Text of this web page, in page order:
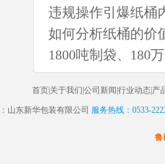
违规操作引爆纸桶
如何分析纸桶的价
1800吨制袋、180
首页 关于我们 公司新闻 行业动态 产
山东新华包装有限公司 服务热线：0533-
鲁